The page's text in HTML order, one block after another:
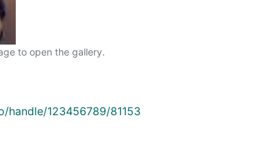
to open the gallery.
handle/123456789/81153